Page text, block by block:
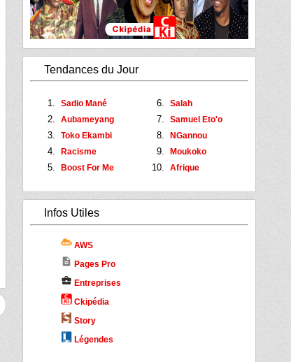
Tendances du Jour
Sadio Mané
Aubameyang
Toko Ekambi
Racisme
Boost For Me
Salah
Samuel Eto'o
NGannou
Moukoko
Afrique
Infos Utiles
AWS
description Pages Pro
business_center Entreprises
Ckipédia
Story
Légendes